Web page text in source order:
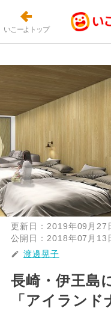
いこーよトップ
更新日： 2019年09月27
公開日： 2018年07月13
渡邊晃子
長崎・伊王島
「アイラン